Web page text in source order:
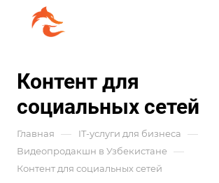
Контент для
социальных сетей
Главная — IT-услуги для бизнеса —
Видеопродакшн в Узбекистане —
Контент для социальных сетей